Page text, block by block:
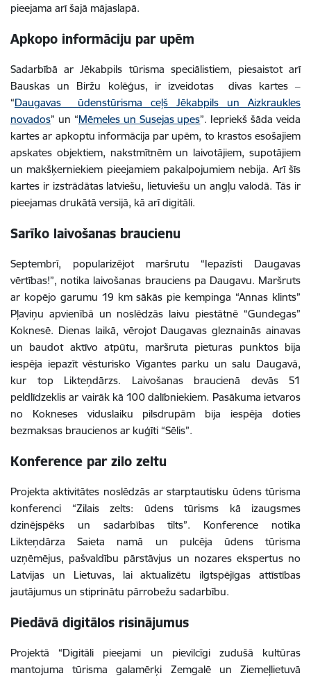
pieejama arī šajā mājaslapā.
Apkopo informāciju par upēm
Sadarbībā ar Jēkabpils tūrisma speciālistiem, piesaistot arī
Bauskas un Biržu kolēģus, ir izveidotas divas kartes ‒
“Daugavas ūdenstūrisma ceļš Jēkabpils un Aizkraukles
novados” un “Mēmeles un Susejas upes”. Iepriekš šāda veida
kartes ar apkoptu informācija par upēm, to krastos esošajiem
apskates objektiem, nakstmītnēm un laivotājiem, supotājiem
un makšķerniekiem pieejamiem pakalpojumiem nebija. Arī šīs
kartes ir izstrādātas latviešu, lietuviešu un angļu valodā. Tās ir
pieejamas drukātā versijā, kā arī digitāli.
Sarīko laivošanas braucienu
Septembrī, popularizējot maršrutu “Iepazīsti Daugavas
vērtības!”, notika laivošanas brauciens pa Daugavu. Maršruts
ar kopējo garumu 19 km sākās pie kempinga “Annas klints”
Pļaviņu apvienībā un noslēdzās laivu piestātnē “Gundegas”
Koknesē. Dienas laikā, vērojot Daugavas gleznainās ainavas
un baudot aktīvo atpūtu, maršruta pieturas punktos bija
iespēja iepazīt vēsturisko Vīgantes parku un salu Daugavā,
kur top Likteņdārzs. Laivošanas braucienā devās 51
peldlīdzeklis ar vairāk kā 100 dalībniekiem. Pasākuma ietvaros
no Kokneses viduslaiku pilsdrupām bija iespēja doties
bezmaksas braucienos ar kuģīti “Sēlis”.
Konference par zilo zeltu
Projekta aktivitātes noslēdzās ar starptautisku ūdens tūrisma
konferenci “Zilais zelts: ūdens tūrisms kā izaugsmes
dzinējspēks un sadarbības tilts”. Konference notika
Likteņdārza Saieta namā un pulcēja ūdens tūrisma
uzņēmējus, pašvaldību pārstāvjus un nozares ekspertus no
Latvijas un Lietuvas, lai aktualizētu ilgtspējīgas attīstības
jautājumus un stiprinātu pārrobežu sadarbību.
Piedāvā digitālos risinājumus
Projektā “Digitāli pieejami un pievilcīgi zudušā kultūras
mantojuma tūrisma galamērķi Zemgalē un Ziemeļlietuvā